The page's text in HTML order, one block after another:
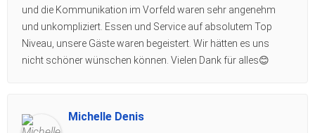
und die Kommunikation im Vorfeld waren sehr angenehm
und unkompliziert. Essen und Service auf absolutem Top
Niveau, unsere Gäste waren begeistert. Wir hätten es uns
nicht schöner wünschen können. Vielen Dank für alles😊
Michelle Denis